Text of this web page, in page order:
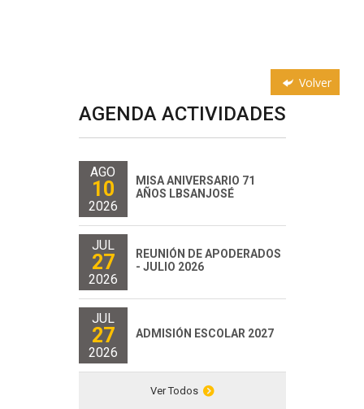
Volver
AGENDA ACTIVIDADES
AGO
10
2026
MISA ANIVERSARIO 71
AÑOS LBSANJOSÉ
JUL
27
2026
REUNIÓN DE APODERADOS
- JULIO 2026
JUL
27
2026
ADMISIÓN ESCOLAR 2027
Ver Todos